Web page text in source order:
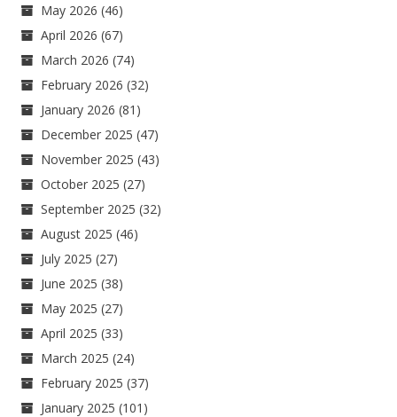
May 2026 (46)
April 2026 (67)
March 2026 (74)
February 2026 (32)
January 2026 (81)
December 2025 (47)
November 2025 (43)
October 2025 (27)
September 2025 (32)
August 2025 (46)
July 2025 (27)
June 2025 (38)
May 2025 (27)
April 2025 (33)
March 2025 (24)
February 2025 (37)
January 2025 (101)